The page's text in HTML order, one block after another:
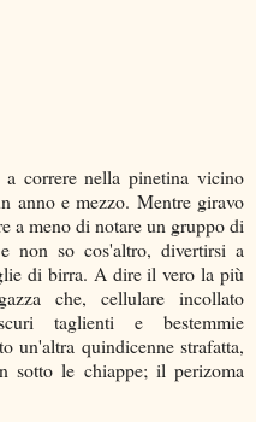
a correre nella pinetina vicino
anno e mezzo. Mentre giravo
a meno di notare un gruppo di
non so cos'altro, divertirsi a
di birra. A dire il vero la più
che, cellulare incollato
taglienti e bestemmie
un'altra quindicenne strafatta,
sotto le chiappe; il perizoma